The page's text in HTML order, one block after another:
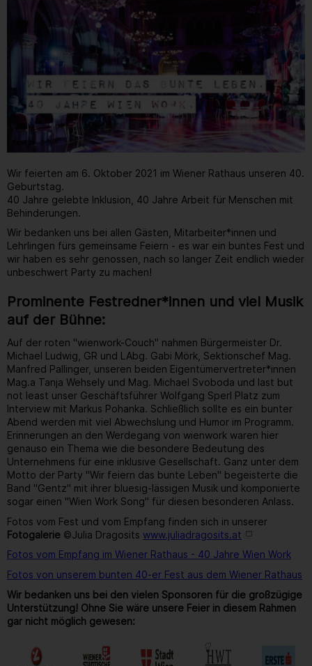
Wir feierten am 6. Oktober 2021 im Wiener Rathaus unseren 40.
Geburtstag.
40 Jahre gelebte Inklusion, 40 Jahre Arbeit für Menschen mit
Behinderungen.
Wir bedanken uns bei allen Gästen, Mitarbeiter*innen und
Lehrlingen fürs gemeinsame Feiern - es war ein buntes Fest und
wir haben es sehr genossen, nach so langer Zeit endlich wieder
unbeschwert Party zu machen!
Prominente Festredner*innen und viel Musik
auf der Bühne:
Auf der roten "wienwork-Couch" nahmen Bürgermeister Dr.
Michael Ludwig, GR und LAbg. Gabi Mörk, Sektionschef Mag.
Manfred Pallinger, unseren beiden Eigentümervertreter*innen
Mag.a Tanja Wehsely und Mag. Michael Svoboda und last but
not least unser Geschäftsführer Wolfgang Sperl Platz zum
Interview mit Markus Pohanka. Schließlich sollte es ein bunter
Abend werden mit viel Abwechslung und Humor im Programm.
Erinnerungen an den Werdegang von wienwork waren hier
genauso ein Thema wie die besondere Bedeutung des
Unternehmens für eine inklusive Gesellschaft. Ganz unter dem
Motto der Party "Wir feiern das bunte Leben" begeisterte die
Band "Gentz" mit ihrer bluesig-lässigen Musik und komponierte
sogar einen "Wien Work Song" für diesen besonderen Anlass.
Fotos vom Fest und vom Empfang finden sich in unserer
Fotogalerie ©Julia Dragosits www.juliadragosits.at
Fotos vom Empfang im Wiener Rathaus - 40 Jahre Wien Work
Fotos von unserem bunten 40-er Fest aus dem Wiener Rathaus
Wir bedanken uns bei den vielen Sponsoren für die großzügige
Unterstützung! Ohne Sie wäre unsere Feier in diesem Rahmen
gar nicht möglich gewesen: